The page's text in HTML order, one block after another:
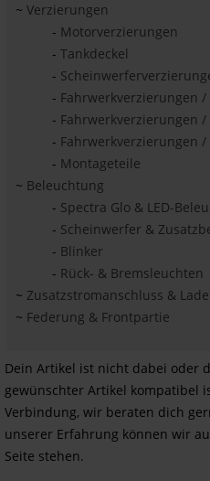
~ Verzierungen
- Motorverzierungen
- Tankdeckel
-
- Fahrwerkverzierungen
- Fahrwerkverzierungen /
- Fahrwerkverzierungen
- Montageteile
~ Beleuchtung
- Spectra Glo & LED-
- Scheinwerfer &
- Blinker
- Rück- & Bremsleuchten
~ Zusatzstromanschluss &
~ Federung & Frontpartie
Dein Artikel ist nicht dabei oder
gewünschter Artikel kompatibel
Verbindung, wir beraten dich
unserer Erfahrung können wir
Seite stehen.